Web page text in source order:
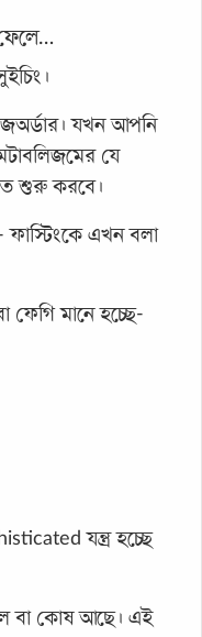
যখন আপনি
যে
শুরু করবে।
এখন বলা
মানে হচ্ছে-
যন্ত্র হচ্ছে
বা কোষ আছে। এই